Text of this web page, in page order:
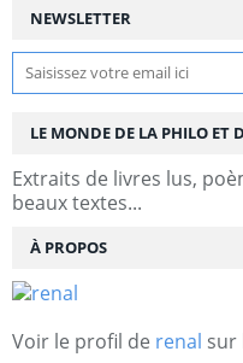
NEWSLETTER
LE MONDE DE LA PHILO ET
Extraits de livres lus,
beaux textes...
À PROPOS
Voir le profil de renal sur